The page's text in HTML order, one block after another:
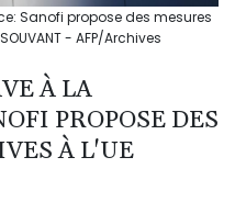
Sanofi propose des mesures
- AFP/Archives
À LA
PROPOSE DES
À L'UE